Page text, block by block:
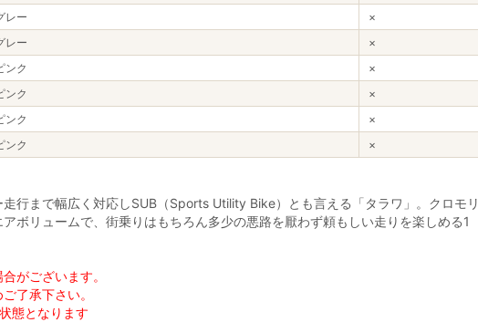
レー
×
レー
×
ンク
×
ンク
×
ンク
×
ンク ×
行まで幅広く対応しSUB（Sports Utility Bike）とも言える「タラワ」。クロモリ
ボリュームで、街乗りはもちろん多少の悪路を厭わず頼もしい走りを楽しめる1
がございます。
了承下さい。
態となります